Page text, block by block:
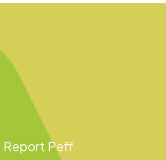
Report Peff